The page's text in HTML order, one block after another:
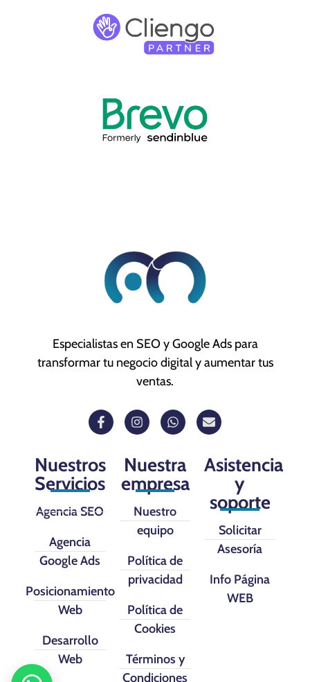
Especialistas en SEO y Google Ads para
transformar tu negocio digital y aumentar tus
ventas.
Nuestros
Servicios
Agencia SEO
Agencia
Google Ads
Posicionamiento
Web
Desarrollo
Web
Nuestra
empresa
Nuestro
equipo
Política de
privacidad
Política de
Cookies
Términos y
Condiciones
Asistencia
y
soporte
Solicitar
Asesoría
Info Página
WEB